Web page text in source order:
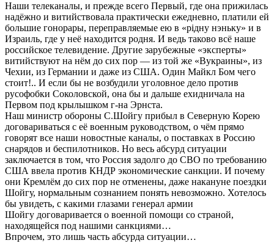
Наши телеканалы, и прежде всего Первый, где она прижилась
надёжно и витийствовала практически ежедневно, платили ей
большие гонорары, переправляемые ею в «рiдну нэньку» и в
Израиль, где у неё находится родня. И ведь таково всё наше
российское телевидение. Другие зарубежные «эксперты»
витийствуют на нём до сих пор — из той же «Вукраины», из
Чехии, из Германии и даже из США. Один Майкл Бом чего
стоит!.. И если бы не возбудили уголовное дело против
русофобки Соколовской, она бы и дальше ехидничала на
Первом под крылышком г-на Эрнста.
Наш министр обороны С.Шойгу прибыл в Северную Корею
договариваться с её военным руководством, о чём прямо
говорят все наши новостные каналы, о поставках в Россию
снарядов и беспилотников. Но весь абсурд ситуации
заключается в том, что Россия задолго до СВО по требованию
США ввела против КНДР экономические санкции. И почему
они Кремлём до сих пор не отменены, даже накануне поездки
Шойгу, нормальным сознанием понять невозможно. Хотелось
бы увидеть, с какими глазами генерал армии
Шойгу договаривается о военной помощи со страной,
находящейся под нашими санкциями…
Впрочем, это лишь часть абсурда ситуации…